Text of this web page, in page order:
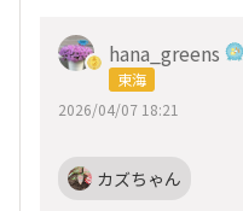
hana_greens
東海
2026/04/07 18:21
カズちゃん